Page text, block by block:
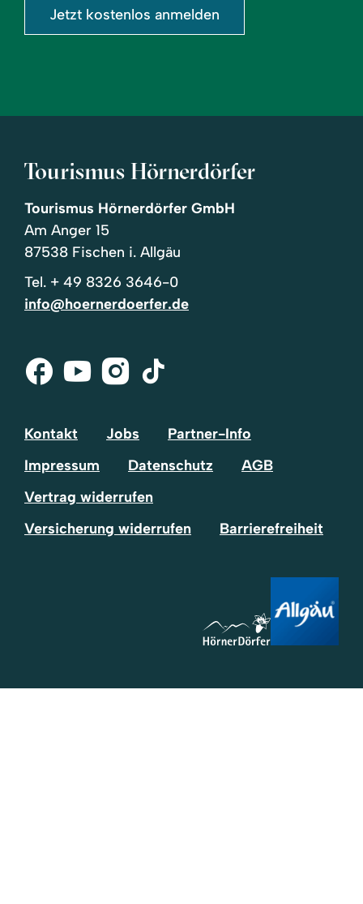
Jetzt kostenlos anmelden
Tourismus Hörnerdörfer
Tourismus Hörnerdörfer GmbH
Am Anger 15
87538 Fischen i. Allgäu
Tel. + 49 8326 3646-0
info@hoernerdoerfer.de
Facebook
Youtube
Instagram
Tik-
Kontakt Jobs
Partner-Info
Impressum
Datenschutz
AGB
Vertrag widerrufen
Versicherung widerrufen
Barrierefreiheit